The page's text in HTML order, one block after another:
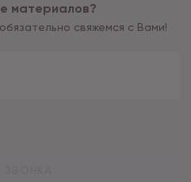
материалов?
свяжемся с Вами!